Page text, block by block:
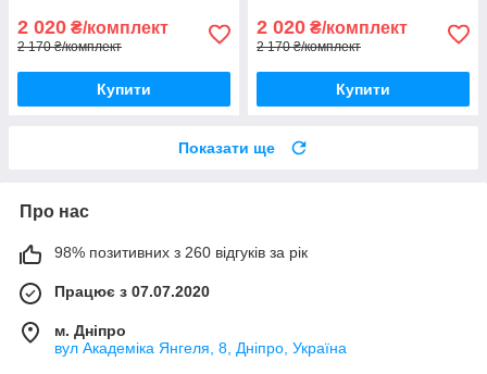
2 020 ₴/комплект
2 170 ₴/комплект
Купити
2 020 ₴/комплект
2 170 ₴/комплект
Купити
Показати ще
Про нас
98% позитивних з 260 відгуків за рік
Працює з 07.07.2020
м. Дніпро
вул Академіка Янгеля, 8, Дніпро, Україна